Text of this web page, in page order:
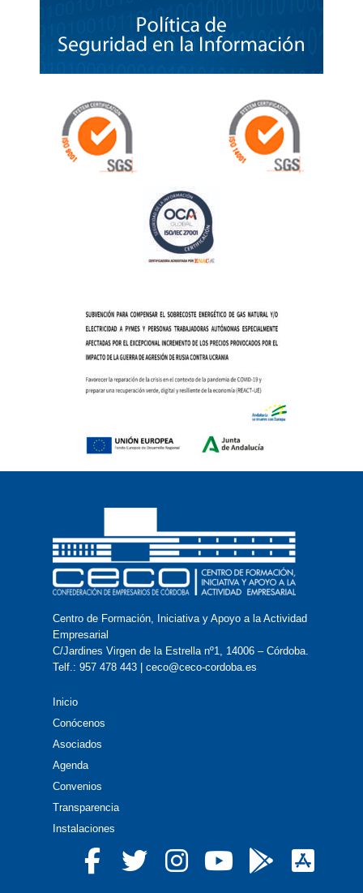
Centro de Formación, Iniciativa y Apoyo a la Actividad
Empresarial
C/Jardines Virgen de la Estrella nº1, 14006 – Córdoba.
Telf.: 957 478 443 | ceco@ceco-cordoba.es
Inicio
Conócenos
Asociados
Agenda
Convenios
Transparencia
Instalaciones